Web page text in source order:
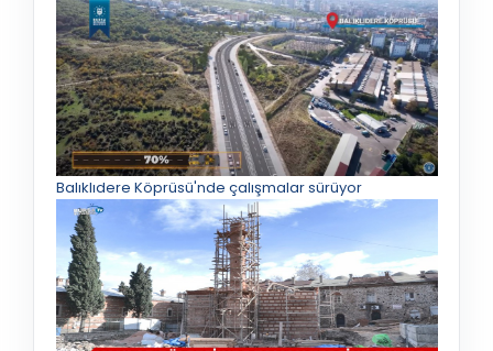
Balıklıdere Köprüsü'nde çalışmalar sürüyor